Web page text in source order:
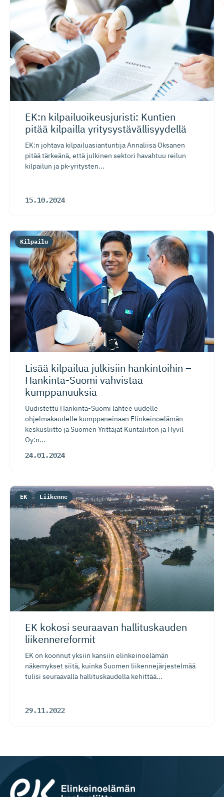
EK:n kilpailuoi­keus­ju­risti: Kuntien
pitää kilpailla yritysystä­väl­li­syydellä
EK:n johtava kilpailuasiantuntija Annaliisa Oksanen
pitää tärkeänä, että julkinen sektori havahtuu reilun
kilpailun ja pk-yritysten...
15.10.2024
Lisää kilpailua julkisiin hankintoihin –
Hankinta-Suomi vahvistaa
kumppanuuksia
Uudistettu Hankinta-Suomi lähtee uudelle
ohjelmakaudelle kumppaneinaan Elinkeinoelämän
keskusliitto ja Suomen Yrittäjät Kuntaliiton ja Hyvil
Oy:n...
24.01.2024
Kilpailu
EK kokosi seuraavan hallituskauden
liikennereformit
EK on koonnut yksiin kansiin elinkeinoelämän
näkemykset siitä, kuinka Suomen liikennejärjestelmää
tulisi seuraavalla hallituskaudella kehittää...
29.11.2022
EK Liikenne